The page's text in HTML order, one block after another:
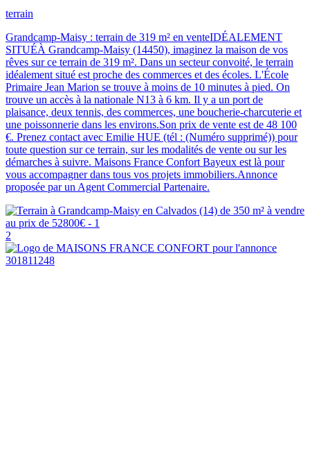
terrain
Grandcamp-Maisy : terrain de 319 m² en venteIDÉALEMENT
SITUÉÀ Grandcamp-Maisy (14450), imaginez la maison de vos
rêves sur ce terrain de 319 m². Dans un secteur convoité, le terrain
idéalement situé est proche des commerces et des écoles. L'École
Primaire Jean Marion se trouve à moins de 10 minutes à pied. On
trouve un accès à la nationale N13 à 6 km. Il y a un port de
plaisance, deux tennis, des commerces, une boucherie-charcuterie et
une poissonnerie dans les environs.Son prix de vente est de 48 100
€. Prenez contact avec Emilie HUE (tél : (Numéro supprimé)) pour
toute question sur ce terrain, sur les modalités de vente ou sur les
démarches à suivre. Maisons France Confort Bayeux est là pour
vous accompagner dans tous vos projets immobiliers.Annonce
proposée par un Agent Commercial Partenaire.
2